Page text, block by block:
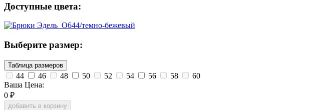
Доступные цвета:
Выберите размер:
Таблица размеров
44 46 48 50 52 54 56 58
60
Ваша Цена:
0 ₽
добавить в корзину